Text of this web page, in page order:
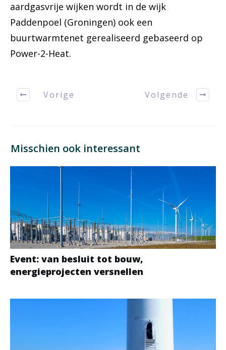
aardgasvrije wijken wordt in de wijk
Paddenpoel (Groningen) ook een
buurtwarmtenet gerealiseerd gebaseerd op
Power-2-Heat.
Vorige Volgende
Misschien ook interessant
Event: van besluit tot bouw,
energieprojecten versnellen